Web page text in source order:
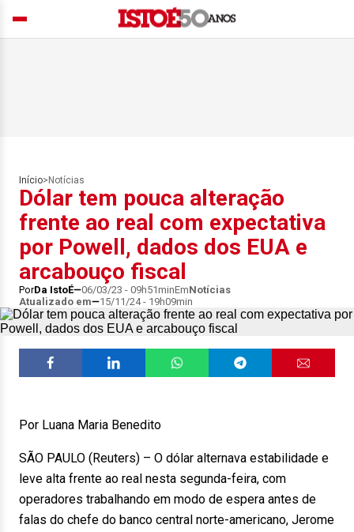
Início> Notícias
Dólar tem pouca alteração
frente ao real com expectativa
por Powell, dados dos EUA e
arcabouço fiscal
PorDa IstoÉ 06/03/23 - 09h51minEmNotícias
Atualizado em
15/11/24 - 19h09min
Por Luana Maria Benedito
SÃO PAULO (Reuters) – O dólar alternava estabilidade e
leve alta frente ao real nesta segunda-feira, com
operadores trabalhando em modo de espera antes de
falas do chefe do banco central norte-americano, Jerome